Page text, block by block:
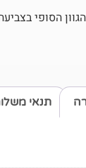
הסופי
תנאי